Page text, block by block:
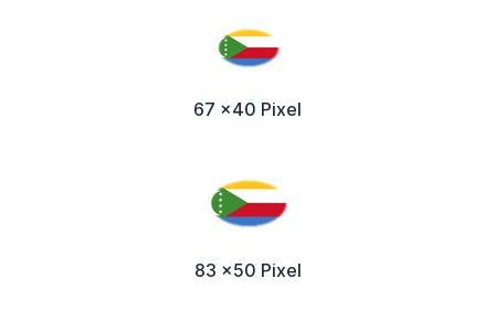
67 x40 Pixel
83 x50 Pixel